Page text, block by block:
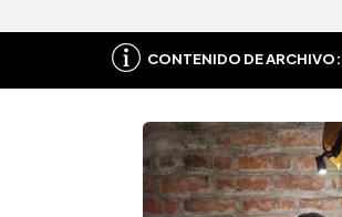
CONTENIDO DE ARCHIVO: